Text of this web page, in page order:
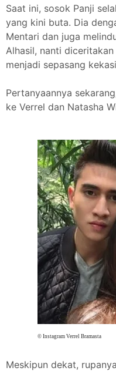
Saat ini, sosok Panji
yang kini buta. Dia
Mentari dan juga
Alhasil, nanti
menjadi sepasang
Pertanyaannya
ke Verrel dan Natasha
© Instagram Verrel Bramasta
Meskipun dekat,